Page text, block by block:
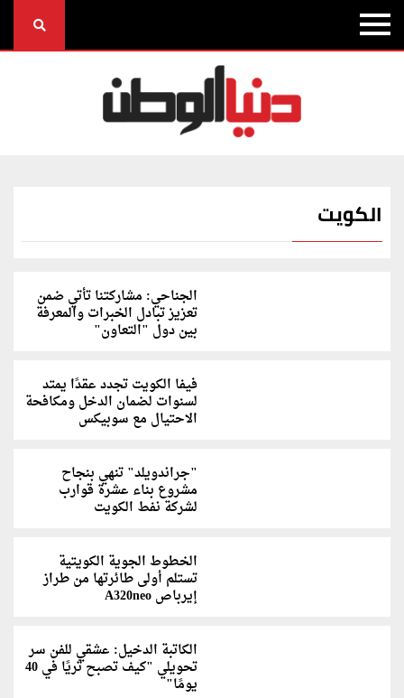
الكويت
الجناحي: مشاركتنا تأتي ضمن
تعزيز تبادل الخبرات والمعرفة
بين دول "التعاون"
فيفا الكويت تجدد عقدًا يمتد
لسنوات لضمان الدخل ومكافحة
الاحتيال مع سوبيكس
"جراندويلد" تنهي بنجاح
مشروع بناء عشرة قوارب
لشركة نفط الكويت
الخطوط الجوية الكويتية
تستلم أولى طائرتها من طراز
إيرباص A320neo
الكاتبة الدخيل: عشقي للفن سر
تحويلي "كيف تصبح ثريًا في 40
يومًا"